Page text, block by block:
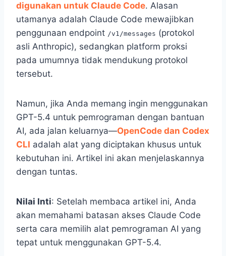
digunakan untuk Claude Code. Alasan
utamanya adalah Claude Code mewajibkan
penggunaan endpoint /v1/messages (protokol
asli Anthropic), sedangkan platform proksi
pada umumnya tidak mendukung protokol
tersebut.
Namun, jika Anda memang ingin menggunakan
GPT-5.4 untuk pemrograman dengan bantuan
AI, ada jalan keluarnya—OpenCode dan Codex
CLI adalah alat yang diciptakan khusus untuk
kebutuhan ini. Artikel ini akan menjelaskannya
dengan tuntas.
Nilai Inti: Setelah membaca artikel ini, Anda
akan memahami batasan akses Claude Code
serta cara memilih alat pemrograman AI yang
tepat untuk menggunakan GPT-5.4.